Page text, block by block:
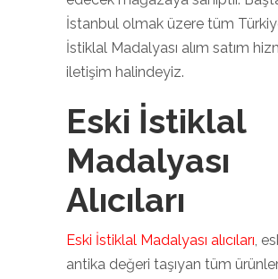
İstanbul olmak üzere tüm
İstiklal Madalyası alım satım
iletişim halindeyiz.
Eski İstiklal
Madalyası
Alıcıları
Eski İstiklal Madalyası alıcıları,
antika değeri taşıyan tüm